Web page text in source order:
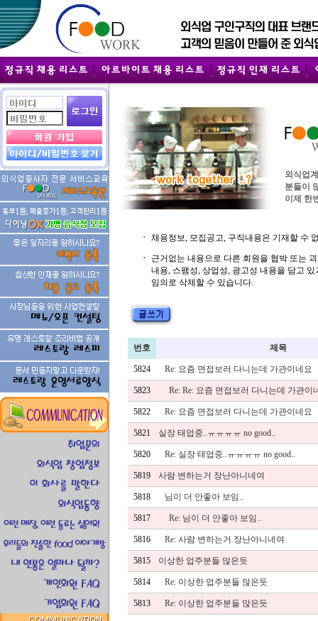
외식업
분들이
이제 한
ㆍ 채용정보, 모집공고, 구직내용은 기재할 수
ㆍ
근거없는 내용으로 다른 회원을 협박 또는
내용, 스팸성, 상업성, 광고성 내용을 담고
임의로 삭제할 수 있습니다.
번호 제목
5824 Re: 요즘 면접보러 다니는데 가관이네요
5823 Re: Re: 요즘 면접보러 다니는데 가관이
5822 Re: 요즘 면접보러 다니는데 가관이네요
5821 실장 태업중..ㅠㅠㅠㅠ no good..
5820 Re: 실장 태업중..ㅠㅠㅠㅠ no good..
5819 사람 변하는거 장난아니네여
5818 님이 더 안좋아 보임..
5817 Re: 님이 더 안좋아 보임..
5816 Re: 사람 변하는거 장난아니네여
5815 이상한 업주분들 많은듯
5814 Re: 이상한 업주분들 많은듯
5813 Re: 이상한 업주분들 많은듯